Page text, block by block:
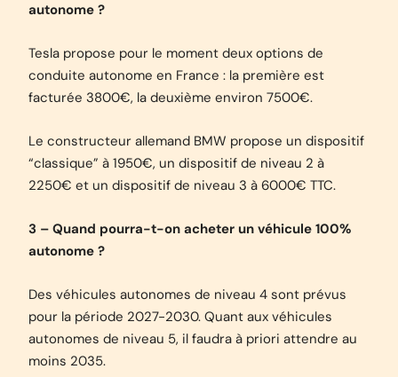
autonome ?
Tesla propose pour le moment deux options de
conduite autonome en France : la première est
facturée 3800€, la deuxième environ 7500€.
Le constructeur allemand BMW propose un dispositif
“classique” à 1950€, un dispositif de niveau 2 à
2250€ et un dispositif de niveau 3 à 6000€ TTC.
3 – Quand pourra-t-on acheter un véhicule 100%
autonome ?
Des véhicules autonomes de niveau 4 sont prévus
pour la période 2027-2030. Quant aux véhicules
autonomes de niveau 5, il faudra à priori attendre au
moins 2035.